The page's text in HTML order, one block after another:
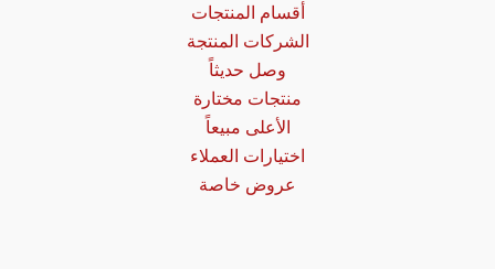
أقسام المنتجات
الشركات المنتجة
وصل حديثاً
منتجات مختارة
الأعلى مبيعاً
اختيارات العملاء
عروض خاصة